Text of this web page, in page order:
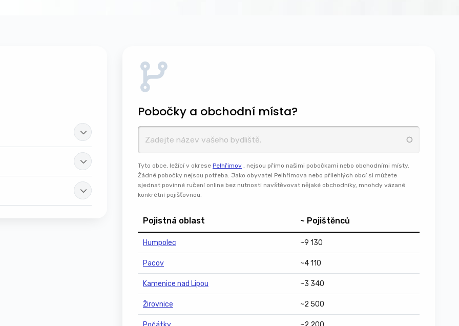
Pobočky a obchodní místa?
Tyto obce, ležící v okrese Pelhřimov , nejsou přímo našimi pobočkami nebo obchodními místy.
Žádné pobočky nejsou potřeba. Jako obyvatel Pelhřimova nebo přilehlých obcí si můžete
sjednat povinné ručení online bez nutnosti navštěvovat nějaké obchodníky, mnohdy vázané
konkrétní pojišťovnou.
Pojistná oblast ~ Pojištěnců
Humpolec ~9 130
Pacov ~4 110
Kamenice nad Lipou ~3 340
Žirovnice ~2 500